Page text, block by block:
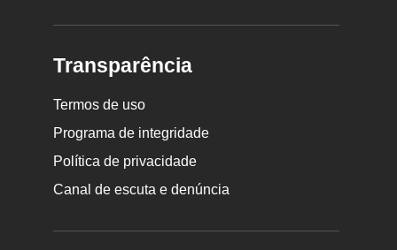
Transparência
Termos de uso
Programa de integridade
Política de privacidade
Canal de escuta e denúncia